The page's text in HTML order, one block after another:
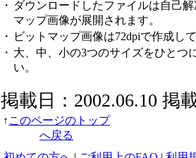
・ ダウンロードしたファイルは自己
マップ画像が展開されます。
・
ビットマップ画像は72dpiで作成し
・ 大、中、小の3つのサイズをひとつ
い。
掲載日：2002.06.10 掲
↑ このページのトップ
へ戻る